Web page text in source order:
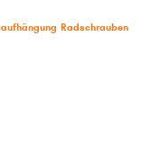
Radschrauben